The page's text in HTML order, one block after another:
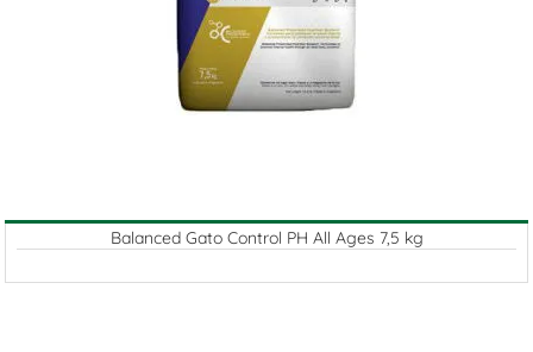
Balanced Gato Control PH All Ages 7,5 kg